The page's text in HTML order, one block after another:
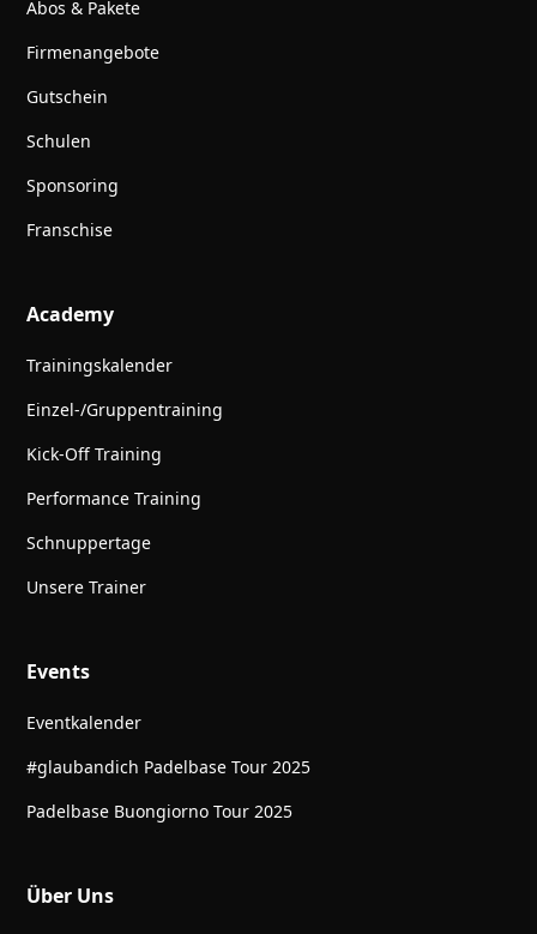
Abos & Pakete
Firmenangebote
Gutschein
Schulen
Sponsoring
Franschise
Academy
Trainingskalender
Einzel-/Gruppentraining
Kick-Off Training
Performance Training
Schnuppertage
Unsere Trainer
Events
Eventkalender
#glaubandich Padelbase Tour 2025
Padelbase Buongiorno Tour 2025
Über Uns